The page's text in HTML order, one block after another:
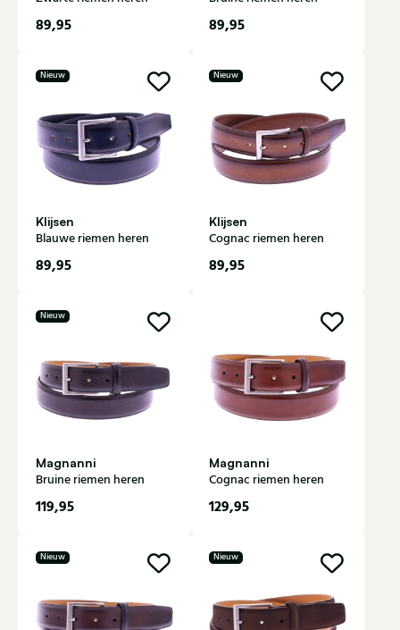
89,95 89,95
Nieuw
Klijsen
Blauwe riemen heren
89,95
Nieuw
Klijsen
Cognac riemen heren
89,95
Nieuw
Magnanni
Bruine riemen heren
119,95
Magnanni
Cognac riemen heren
129,95
Nieuw Nieuw